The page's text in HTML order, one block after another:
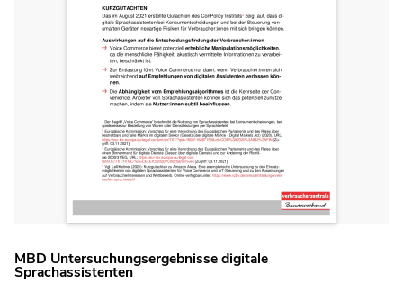
MBD Untersuchungsergebnisse digitale
Sprachassistenten